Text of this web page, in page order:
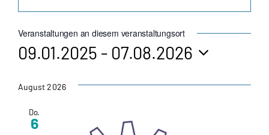
Veranstaltungen an diesem veranstaltungsort
09.01.2025 - 07.08.2026
wählen.
August 2026
Do.
6